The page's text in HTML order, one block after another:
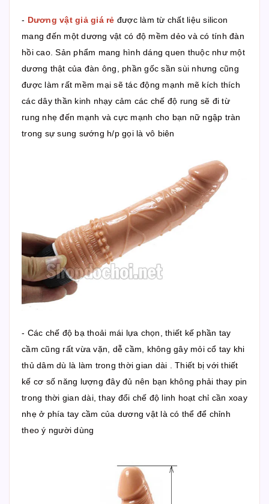
- Dương vật giả giá rẻ được làm từ chất liệu silicon
mang đến một dương vật có độ mềm dẻo và có tính đàn
hồi cao. Sản phẩm mang hình dáng quen thuộc như một
dương thật của đàn ông, phần gốc sần sùi nhưng cũng
được làm rất mềm mại sẽ tác động mạnh mẽ kích thích
các dây thần kinh nhạy cảm các chế độ rung sẽ đi từ
rung nhẹ đến mạnh và cực mạnh cho bạn nữ ngập tràn
trong sự sung sướng h/p gọi là vô biên
- Các chế độ bạ thoải mái lựa chọn, thiết kế phần tay
cầm cũng rất vừa vặn, dễ cầm, không gây mỏi cổ tay khi
thủ dâm dù là làm trong thời gian dài . Thiết bị với thiết
kế cơ số năng lượng đây đủ nên bạn không phải thay pin
trong thời gian dài, thay đổi chế độ linh hoạt chỉ cần xoay
nhẹ ở phía tay cầm của dương vật là có thể để chỉnh
theo ý người dùng